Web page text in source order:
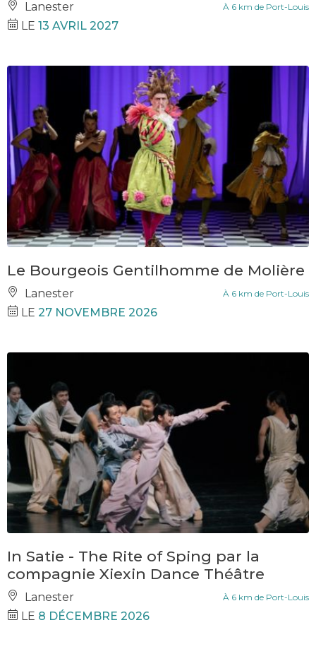
Lanester À 6 km de Port-Louis
LE 13 AVRIL 2027
Le Bourgeois Gentilhomme de Molière
Lanester À 6 km de Port-Louis
LE 27 NOVEMBRE 2026
In Satie - The Rite of Sping par la
compagnie Xiexin Dance Théâtre
Lanester À 6 km de Port-Louis
LE 8 DÉCEMBRE 2026